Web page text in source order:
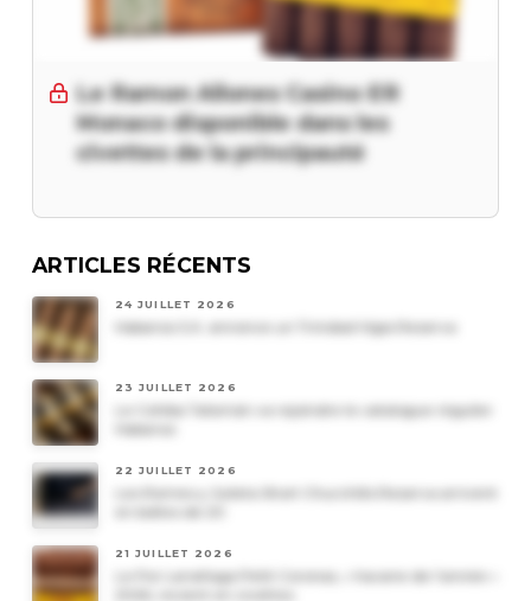
Le Ramon Allones Casino ER
Monaco disponible dans les
civettes de la principauté
ARTICLES RÉCENTS
24 JUILLET 2026
Habanos S.A. annonce un Trinidad Vigia Reserva
23 JUILLET 2026
Le Cohiba Talismán va rejoindre le catalogue régulier
22 JUILLET 2026
21 JUILLET 2026
Le Por Larrañaga Petit Coronas, « havane de l’année »